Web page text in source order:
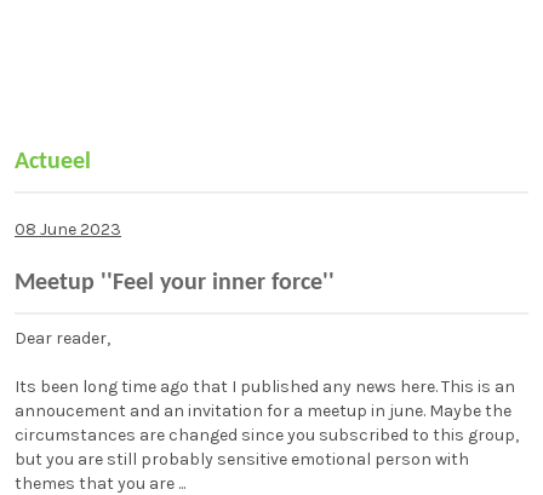
Actueel
08 June 2023
Meetup ''Feel your inner force''
Dear reader,
Its been long time ago that I published any news here. This is an
annoucement and an invitation for a meetup in june. Maybe the
circumstances are changed since you subscribed to this group,
but you are still probably sensitive emotional person with
themes that you are ...